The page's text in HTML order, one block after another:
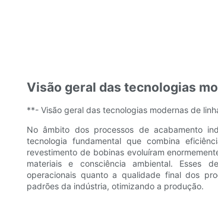
Visão geral das tecnologias
**- Visão geral das tecnologias modernas de
No âmbito dos processos de acabamento
tecnologia fundamental que combina
revestimento de bobinas evoluíram
materiais e consciência ambiental. Esses
operacionais quanto a qualidade final dos
padrões da indústria, otimizando a produção.